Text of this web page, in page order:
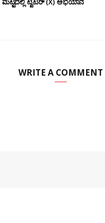
WRITE A COMMENT